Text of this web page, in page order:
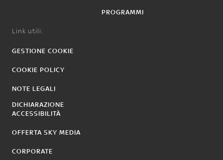
PROGRAMMI
Link utili:
GESTIONE COOKIE
COOKIE POLICY
NOTE LEGALI
DICHIARAZIONE
ACCESSIBILITÀ
OFFERTA SKY MEDIA
CORPORATE